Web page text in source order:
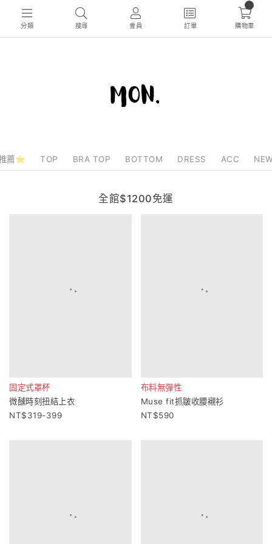
分類 搜尋 會員 訂單 購物車
薦⭐ TOP BRA TOP BOTTOM DRESS ACC
全館$1200免運
固定式罩杯
微醺時刻扭結上衣
319-399
布料無彈性
Muse fit抓皺收腰襯衫
590